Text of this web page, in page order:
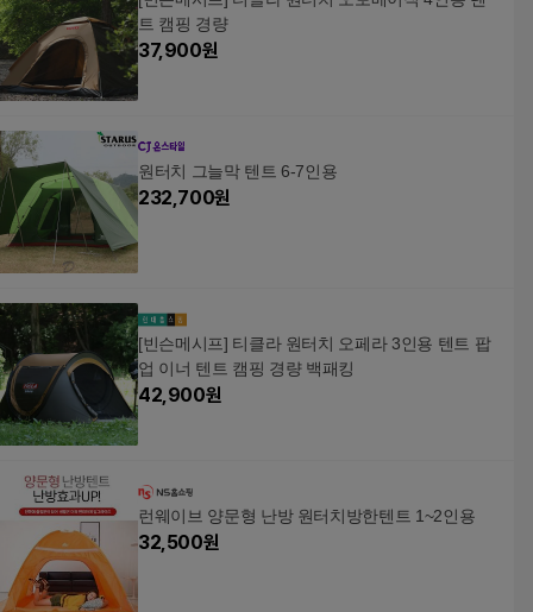
트 캠핑 경량
37,900원
원터치 그늘막 텐트 6-7인용
232,700원
[빈슨메시프] 티클라 원터치 오페라 3인용 텐트 팝
업 이너 텐트 캠핑 경량 백패킹
42,900원
런웨이브 양문형 난방 원터치방한텐트 1~2인용
32,500원